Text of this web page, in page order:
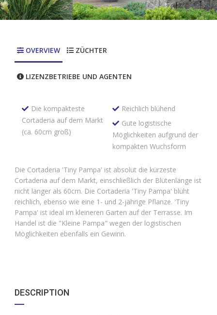
OVERVIEW ZÜCHTER
LIZENZBETRIEBE UND AGENTEN
Die kompakteste
Cortaderia auf dem Markt
(ca. 60cm groß)
Reichlich blühend
Gute logistische
Möglichkeiten aufgrund der
kompakten Wuchsform
Die Cortaderia 'Tiny Pampa' ist absolut die kürzeste
Cortaderia auf dem Markt, einschließlich der Blütenlänge ist
nicht länger als 60cm. Die Cortaderia 'Tiny Pampa' blüht
reichlich, ebenso wie eine 1- und 2-jährige Pflanze. 'Tiny
Pampa' ist ideal im kleineren Garten auf der Terrasse. Im
Handel ist die "Kleine Pampa" wegen der logistischen
Möglichkeiten ebenfalls ein Gewinn.
DESCRIPTION